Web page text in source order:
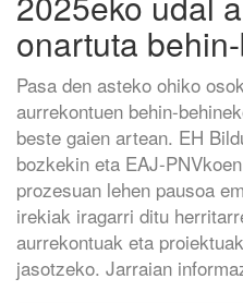
onartuta
Pasa den asteko ohiko
aurrekontuen behin-
beste gaien artean. EH
bozkekin eta EAJ-
prozesuan lehen pausoa
irekiak iragarri ditu
aurrekontuak eta
jasotzeko. Jarraian